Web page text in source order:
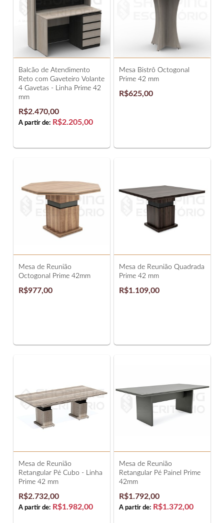
Balcão de Atendimento
Reto com Gaveteiro Volante
4 Gavetas - Linha Prime 42
mm
R$2.470,00
A partir de: R$2.205,00
Mesa Bistrô Octogonal
Prime 42 mm
R$625,00
Mesa de Reunião
Octogonal Prime 42mm
R$977,00
Mesa de Reunião Quadrada
Prime 42 mm
R$1.109,00
Mesa de Reunião
Retangular Pé Cubo - Linha
Prime 42 mm
R$2.732,00
A partir de: R$1.982,00
Mesa de Reunião
Retangular Pé Painel Prime
42mm
R$1.792,00
A partir de: R$1.372,00